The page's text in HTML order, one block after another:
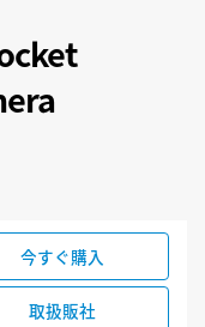
Camera
今すぐ購入
取扱販社